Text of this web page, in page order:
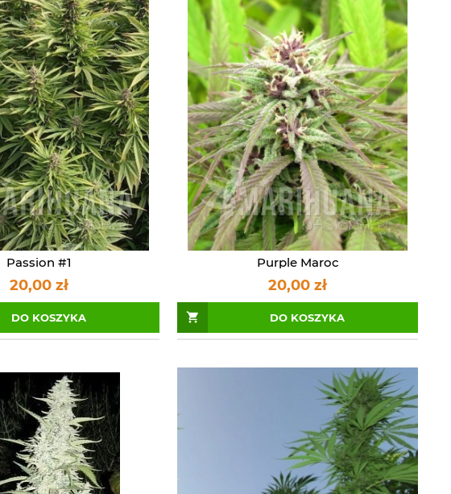
Passion #1
20,00 zł
DO KOSZYKA
Purple Maroc
20,00 zł
DO KOSZYKA